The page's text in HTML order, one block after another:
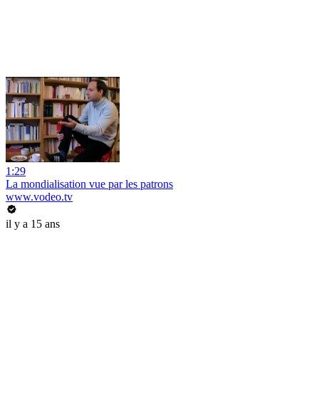
1:29
La mondialisation vue par les patrons
www.vodeo.tv
il y a 15 ans